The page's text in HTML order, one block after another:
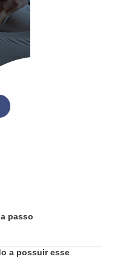
passo
a possuir esse